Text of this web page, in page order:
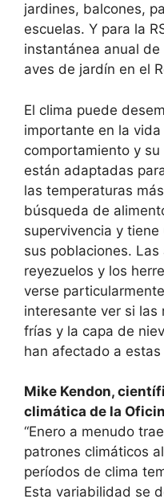
jardines, balcones,
escuelas. Y para la
instantánea anual
aves de jardín en el
El clima puede
importante en la
comportamiento y
están adaptadas
las temperaturas
búsqueda de
supervivencia y
sus poblaciones.
reyezuelos y los
verse
interesante ver si las
frías y la capa de
han afectado a estas
Mike Kendon,
climática de la
“Enero a menudo
patrones climáticos
períodos de clima
Esta variabilidad se